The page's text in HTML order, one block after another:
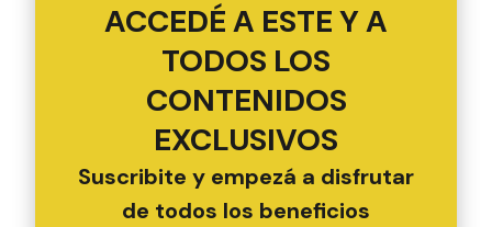
ACCEDÉ A ESTE Y A
TODOS LOS
CONTENIDOS
EXCLUSIVOS
Suscribite y empezá a disfrutar
de todos los beneficios